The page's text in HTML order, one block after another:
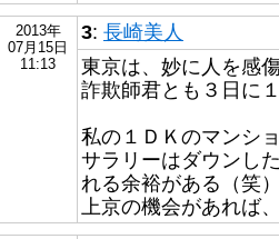
2013年
07月15日
11:13
3: 長崎美人
東京は、妙に人を感
詐欺師君とも３日に
私の１ＤＫのマンシ
サラリーはダウンし
れる余裕がある（笑
上京の機会があれば